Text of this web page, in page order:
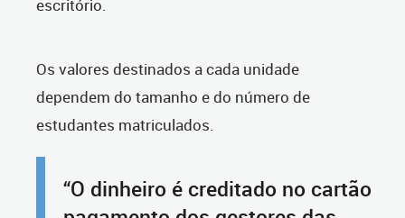
escritório.
Os valores destinados a cada unidade
dependem do tamanho e do número de
estudantes matriculados.
“O dinheiro é creditado no cartão